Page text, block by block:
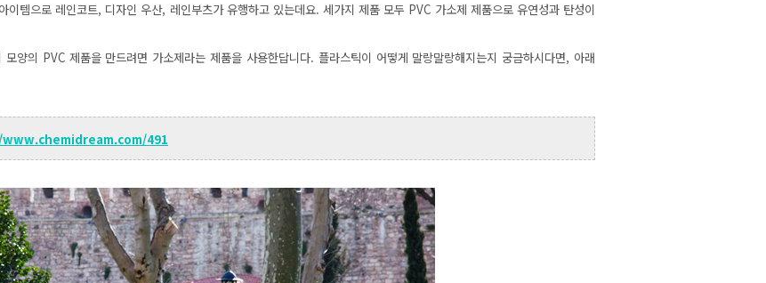
템으로 레인코트, 디자인 우산, 레인부츠가 유행하고 있는데요. 세가지 제품 모두 PVC 가소제 제품으로 유연성과 탄성이
양의 PVC 제품을 만드려면 가소제라는 제품을 사용한답니다. 플라스틱이 어떻게 말랑말랑해지는지 궁금하시다면, 아래
491